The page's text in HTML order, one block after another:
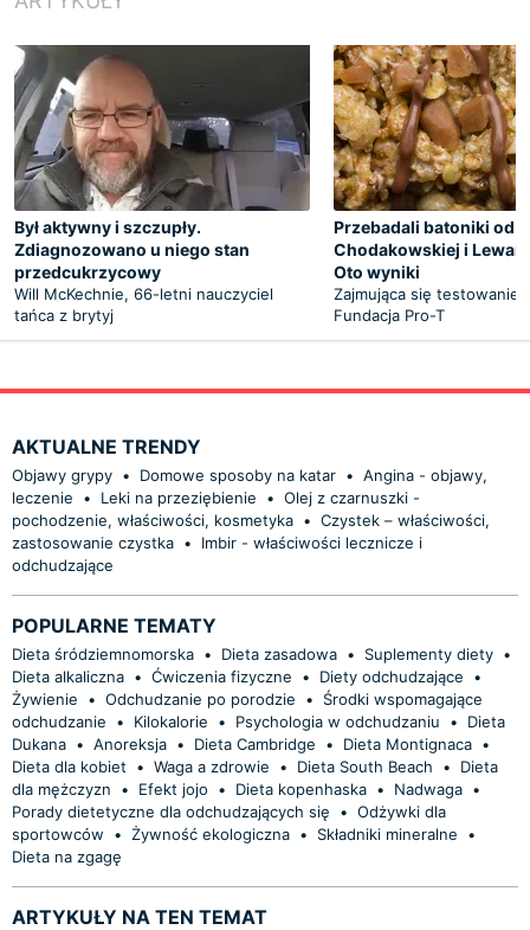
Był aktywny i szczupły.
Zdiagnozowano u niego stan
przedcukrzycowy
Will McKechnie, 66-letni nauczyciel
tańca z brytyj
Przebadali batoniki od
Chodakowskiej i
Oto wyniki
Zajmująca się
Fundacja Pro-T
AKTUALNE TRENDY
Objawy grypy • Domowe sposoby na katar • Angina - objawy,
leczenie
• Leki na przeziębienie • Olej z czarnuszki -
pochodzenie, właściwości, kosmetyka • Czystek – właściwości,
zastosowanie czystka •
Imbir - właściwości lecznicze i
odchudzające
POPULARNE TEMATY
Dieta śródziemnomorska • Dieta zasadowa • Suplementy diety •
Dieta alkaliczna • Ćwiczenia fizyczne • Diety odchudzające
•
Żywienie
• Odchudzanie po porodzie •
Środki wspomagające
odchudzanie
• Kilokalorie • Psychologia w odchudzaniu •
Dieta
Dukana • Anoreksja • Dieta Cambridge • Dieta Montignaca •
Dieta dla kobiet
• Waga a zdrowie • Dieta South Beach •
Dieta
dla mężczyzn
• Efekt jojo • Dieta kopenhaska • Nadwaga •
Porady dietetyczne dla odchudzających się
• Odżywki dla
sportowców
• Żywność ekologiczna • Składniki mineralne
•
Dieta na zgagę
ARTYKUŁY NA TEN TEMAT